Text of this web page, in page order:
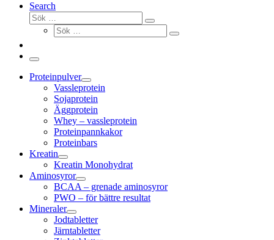
Search
Sök
Sök
Sök
Sök
Meny
Proteinpulver
Vassleprotein
Sojaprotein
Äggprotein
Whey – vassleprotein
Proteinpannkakor
Proteinbars
Kreatin
Kreatin Monohydrat
Aminosyror
BCAA – grenade aminosyror
PWO – för bättre resultat
Mineraler
Jodtabletter
Järntabletter